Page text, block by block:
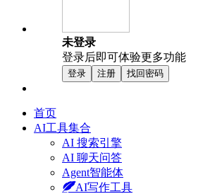
未登录
登录后即可体验更多功能
登录 注册 找回密码
首页
AI工具集合
AI 搜索引擎
AI 聊天问答
Agent智能体
AI写作工具